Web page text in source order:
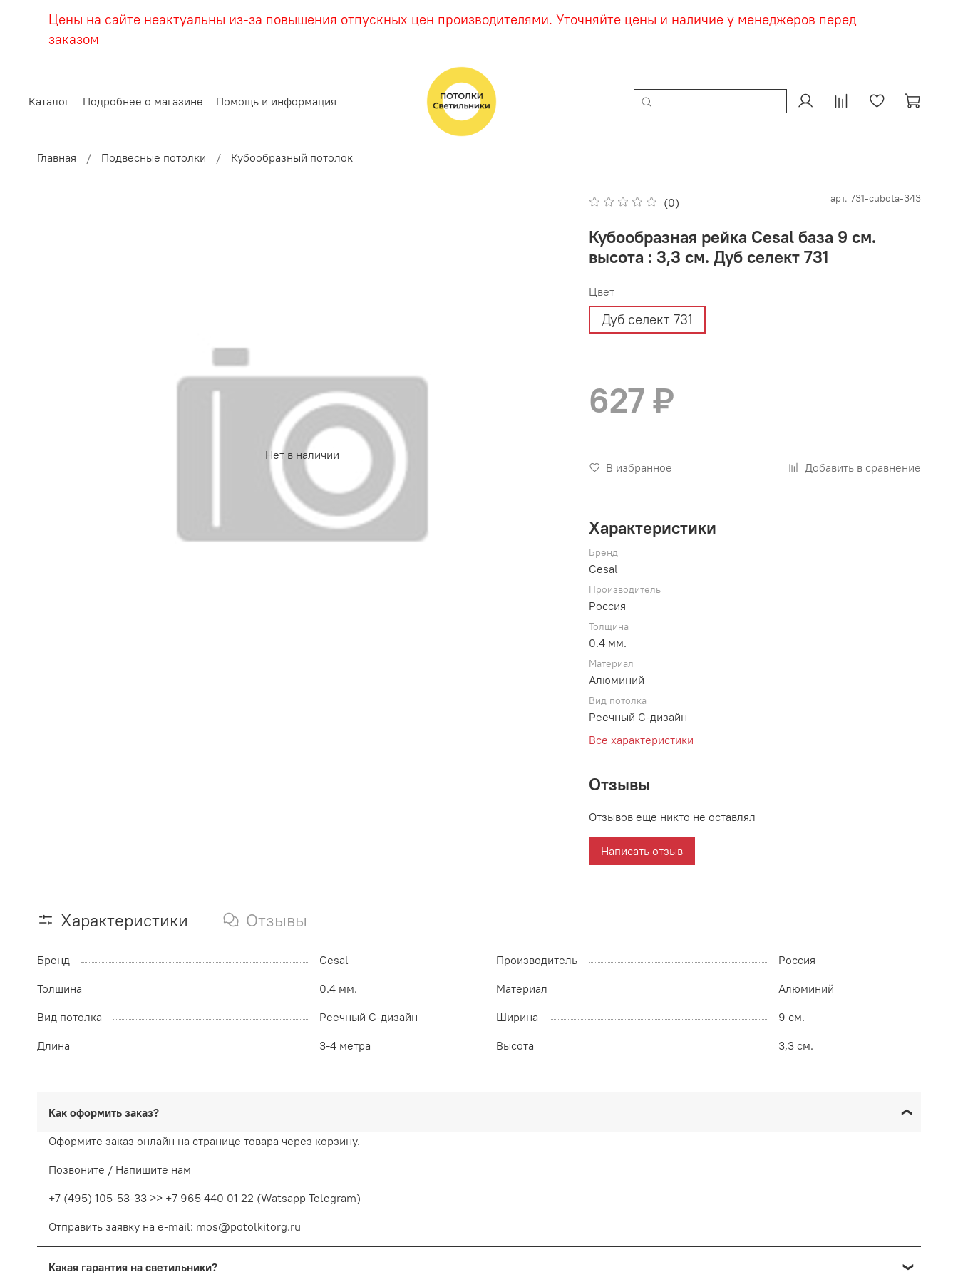
Цены на сайте неактуальны из-за повышения отпускных цен производителями. Уточняйте цены и наличие у менеджеров перед
заказом
Каталог Подробнее о магазине Помощь и информация
Главная Подвесные потолки Кубообразный потолок
Нет в наличии
(0) арт. 731-cubota-343
Кубообразная рейка Cesal база 9 см.
высота : 3,3 см. Дуб селект 731
Цвет
Дуб селект 731
627 ₽
В избранное Добавить в сравнение
Характеристики
Бренд
Cesal
Производитель
Россия
Толщина
0.4 мм.
Материал
Алюминий
Вид потолка
Реечный С-дизайн
Все характеристики
Отзывы
Отзывов еще никто не оставлял
Написать отзыв
Характеристики Отзывы
Бренд Cesal Производитель
Россия
Толщина
0.4 мм. Материал
Алюминий
Вид потолка
Реечный С-дизайн Ширина
9 см.
Длина
3-4 метра Высота 3,3 см.
Как оформить заказ?
Оформите заказ онлайн на странице товара через корзину.
Позвоните / Напишите нам
+7 (495) 105-53-33 >> +7 965 440 01 22 (Watsapp Telegram)
Отправить заявку на e-mail: mos@potolkitorg.ru
Какая гарантия на светильники?